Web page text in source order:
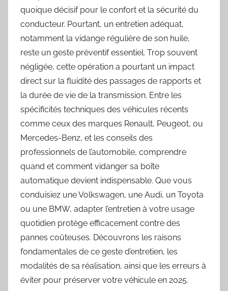
quoique décisif pour le confort et la sécurité du
conducteur. Pourtant, un entretien adéquat,
notamment la vidange régulière de son huile,
reste un geste préventif essentiel. Trop souvent
négligée, cette opération a pourtant un impact
direct sur la fluidité des passages de rapports et
la durée de vie de la transmission. Entre les
spécificités techniques des véhicules récents
comme ceux des marques Renault, Peugeot, ou
Mercedes-Benz, et les conseils des
professionnels de l’automobile, comprendre
quand et comment vidanger sa boîte
automatique devient indispensable. Que vous
conduisiez une Volkswagen, une Audi, un Toyota
ou une BMW, adapter l’entretien à votre usage
quotidien protège efficacement contre des
pannes coûteuses. Découvrons les raisons
fondamentales de ce geste d’entretien, les
modalités de sa réalisation, ainsi que les erreurs à
éviter pour préserver votre véhicule en 2025.